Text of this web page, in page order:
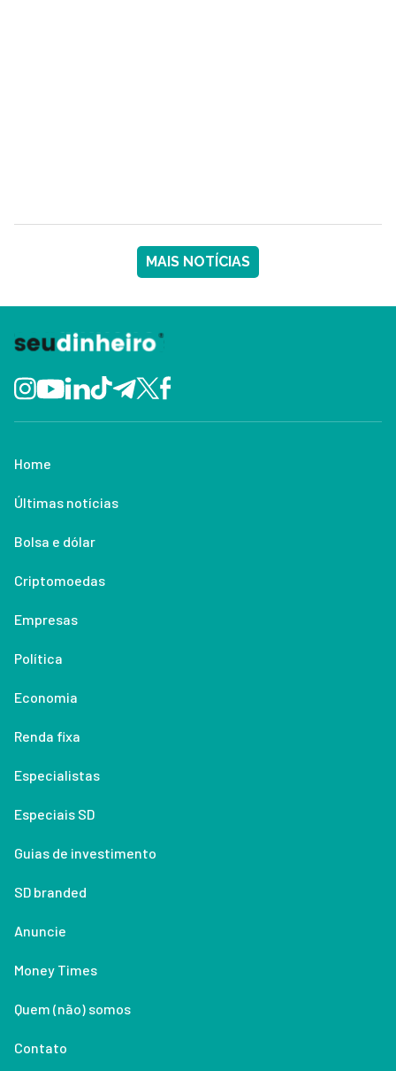
MAIS NOTÍCIAS
Home
Últimas notícias
Bolsa e dólar
Criptomoedas
Empresas
Política
Economia
Renda fixa
Especialistas
Especiais SD
Guias de investimento
SD branded
Anuncie
Money Times
Quem (não) somos
Contato